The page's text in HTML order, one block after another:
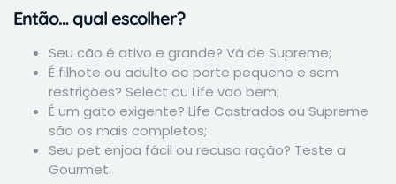
Então… qual escolher?
Seu cão é ativo e grande? Vá de Supreme;
É filhote ou adulto de porte pequeno e sem
restrições? Select ou Life vão bem;
É um gato exigente? Life Castrados ou Supreme
são os mais completos;
Seu pet enjoa fácil ou recusa ração? Teste a
Gourmet.